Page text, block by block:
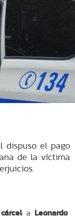
dispuso el pago
de la víctima
a Leonardo